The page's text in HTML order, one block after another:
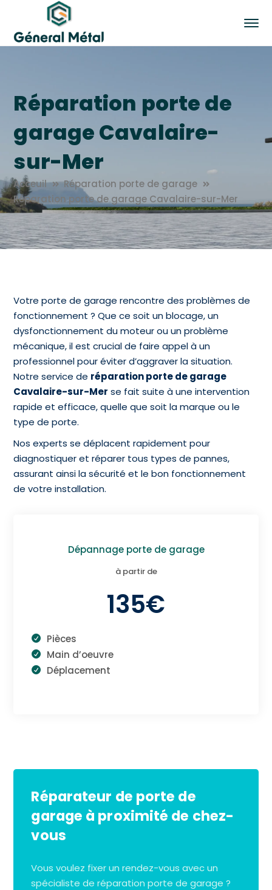
Réparation porte de
garage Cavalaire-
sur-Mer
Acceuil
Réparation porte de garage
Réparation porte de garage Cavalaire-sur-Mer
Votre porte de garage rencontre des problèmes de
fonctionnement ? Que ce soit un blocage, un
dysfonctionnement du moteur ou un problème
mécanique, il est crucial de faire appel à un
professionnel pour éviter d’aggraver la situation.
Notre service de réparation porte de garage
Cavalaire-sur-Mer se fait suite à une intervention
rapide et efficace, quelle que soit la marque ou le
type de porte.
Nos experts se déplacent rapidement pour
diagnostiquer et réparer tous types de pannes,
assurant ainsi la sécurité et le bon fonctionnement
de votre installation.
Dépannage porte de garage
à partir de
135€
Pièces
Main d’oeuvre
Déplacement
Réparateur de porte de
garage à proximité de chez-
vous
Vous voulez fixer un rendez-vous avec un
spécialiste de réparation porte de garage ?